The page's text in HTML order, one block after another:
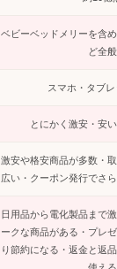
ベビーベッドメリーを含
ど全般
スマホ・タブ
とにかく激安・安
激安や格安商品が多数・
広い・クーポン発行でさ
日用品から電化製品まで
ークな商品がある・プレ
り節約になる・返金と返